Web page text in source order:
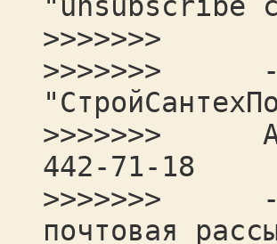
>>>>>>>
>>>>>>> --
>>>>>>>
442-71-18
>>>>>>>
почтовая